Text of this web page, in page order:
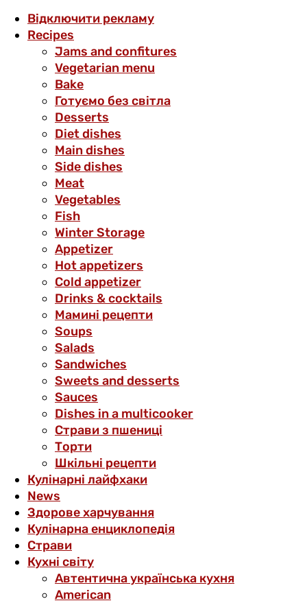
Відключити рекламу
Recipes
Jams and confitures
Vegetarian menu
Bake
Готуємо без світла
Desserts
Diet dishes
Main dishes
Side dishes
Meat
Vegetables
Fish
Winter Storage
Аppetizer
Hot appetizers
Cold appetizer
Drinks & cocktails
Мамині рецепти
Soups
Salads
Sandwiches
Sweets and desserts
Sauces
Dishes in a multicooker
Страви з пшениці
Торти
Шкільні рецепти
Кулінарні лайфхаки
News
Здорове харчування
Кулінарна енциклопедія
Страви
Кухні світу
Автентична українська кухня
American